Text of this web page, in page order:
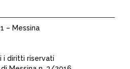
– Messina
i diritti riservati